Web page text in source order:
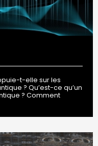
t-elle sur les
? Qu’est-ce qu’un
? Comment